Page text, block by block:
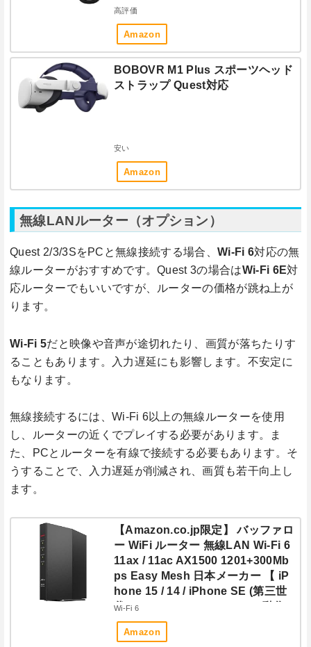
高評価
Amazon
BOBOVR M1 Plus スポーツヘッド
ストラップ Quest対応
安い
Amazon
無線LANルーター（オプション）
Quest 2/3/3SをPCと無線接続する場合、 Wi-Fi 6対応の無
線ルーターがおすすめです。Quest 3の場合はWi-Fi 6E対
応ルーターでもいいですが、ルーターの価格が跳ね上が
ります。
Wi-Fi 5だと映像や音声が途切れたり、画質が落ちたりす
ることもあります。入力遅延にも影響します。不安定に
もなります。
無線接続するには、Wi-Fi 6以上の無線ルーターを使用
し、ルーターの近くでプレイする必要があります。ま
た、PCとルーターを有線で接続する必要もあります。そ
うすることで、入力遅延が削減され、画質も若干向上し
ます。
【Amazon.co.jp限定】 バッファロ
ー WiFi ルーター 無線LAN Wi-Fi 6
11ax / 11ac AX1500 1201+300Mb
ps Easy Mesh 日本メーカー 【 iP
hone 15 / 14 / iPhone SE (第三世
代) / Nintendo Switch / PS5 動作
確認済み 】 エコパッケージ WSR-
1500AX2S/NBK
Wi-Fi 6
Amazon